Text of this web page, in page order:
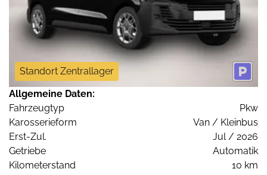
Standort Zentrallager
Allgemeine Daten:
Fahrzeugtyp
Pkw
Karosserieform
Van / Kleinbus
Erst-Zul.
Jul / 2026
Getriebe
Automatik
Kilometerstand
10 km